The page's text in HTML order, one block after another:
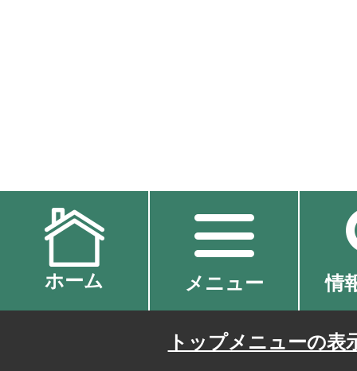
ホーム メニュー 情
トップメニューの表